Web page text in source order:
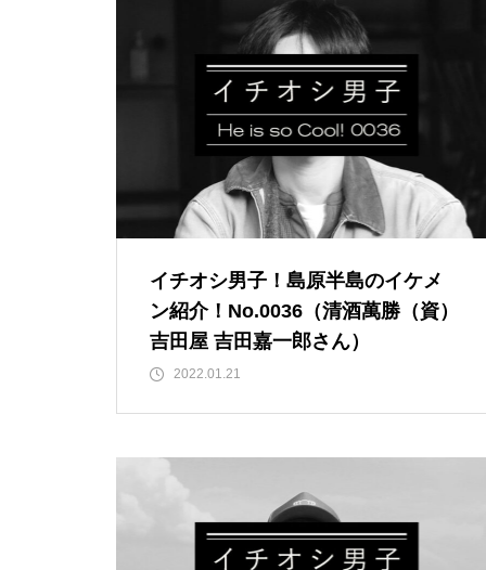
GACKT
【NEW OPEN】ぱすたろう 島
原店
La Vierie（ラヴィリエ）【しま
【NEW OPEN】Salon Ville
イチオシ男子！島原半島のイケメ
ン紹介！No.0036（清酒萬勝（資）
吉田屋 吉田嘉一郎さん）
2022.01.21